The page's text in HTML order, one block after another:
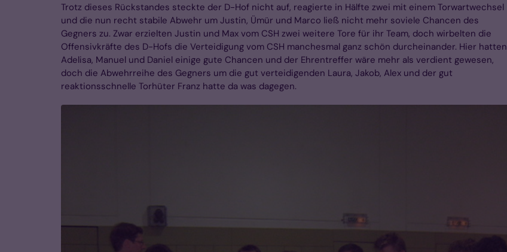
Trotz dieses Rückstandes steckte der D-Hof nicht auf, reagierte in Hälfte zwei mit einem Torwartwechsel
und die nun recht stabile Abwehr um Justin, Ümür und Marco ließ nicht mehr soviele Chancen des
Gegners zu. Zwar erzielten Justin und Max vom CSH zwei weitere Tore für ihr Team, doch wirbelten die
Offensivkräfte des D-Hofs die Verteidigung vom CSH manchesmal ganz schön durcheinander. Hier hatten
Adelisa, Manuel und Daniel einige gute Chancen und der Ehrentreffer wäre mehr als verdient gewesen,
doch die Abwehrreihe des Gegners um die gut verteidigenden Laura, Jakob, Alex und der gut
reaktionsschnelle Torhüter Franz hatte da was dagegen.